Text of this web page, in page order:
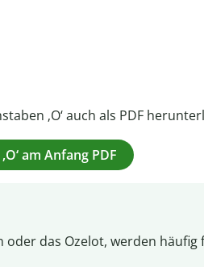
‚O‘ auch als PDF
am Anfang PDF
oder das Ozelot, werden häufig